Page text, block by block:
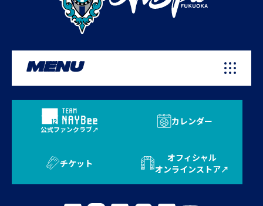
MENU
公式ファンクラブ
カレンダー
チケット
オフィシャル
オンラインストア